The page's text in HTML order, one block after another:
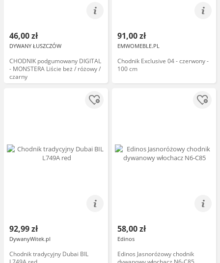
46,00 zł
DYWANY ŁUSZCZÓW
CHODNIK podgumowany DIGITAL
- MONSTERA Liście beż / różowy /
czarny
91,00 zł
EMWOMEBLE.PL
Chodnik Exclusive 04 - czerwony -
100 cm
92,99 zł
DywanyWitek.pl
Chodnik tradycyjny Dubai BIL
58,00 zł
Edinos
Edinos Jasnoróżowy chodnik